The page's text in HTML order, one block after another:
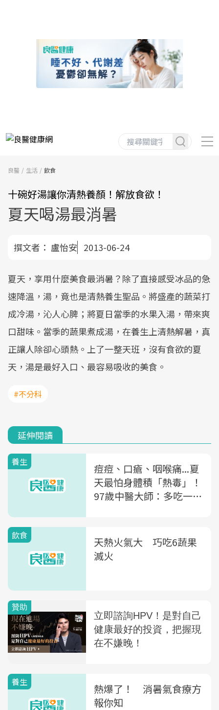
良醫 生活 飲食
十碗好湯讓你清熱養顏！解放食欲！
夏天喝湯最消暑
撰文者： 盧怡安 2013-06-24
夏天，享用什麼美食最消暑？除了直接感受冰品的急
速降溫，湯，竟也是清熱養生聖品。將盛產的蔬菜打
成冷湯，沁人心脾；將夏日當季的水果入湯，帶來爽
口甜味。當季的蔬果煮成湯，在養生上清熱解暑，真
正讓人除卻心頭熱。上了一整天班，沒有食欲的夏
天，湯是最好入口、最容易吸收的美食。
#不分科
延伸閱讀
養生
痘痘、口瘡、咽喉痛...夏
天最怕身體積「熱毒」！
97歲中醫大師：多吃一種
飲食
天熱火氣大 巧吃6蔬果
滅火
養生
熱爆了！ 消暑氣食療方
報你知